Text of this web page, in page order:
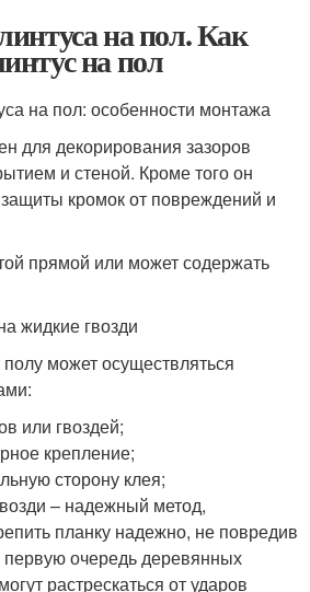
на пол. Как
на пол
на пол: особенности монтажа
для декорирования зазоров
и стеной. Кроме того он
кромок от повреждений и
прямой или может содержать
жидкие гвозди
может осуществляться
или гвоздей;
крепление;
сторону клея;
– надежный метод,
планку надежно, не повредив
первую очередь деревянных
растрескаться от ударов